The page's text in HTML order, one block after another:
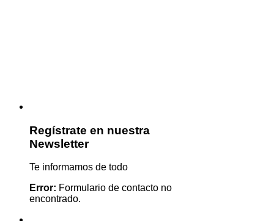
Regístrate en nuestra
Newsletter
Te informamos de todo
Error: Formulario de contacto no
encontrado.